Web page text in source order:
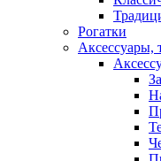
Рогатки